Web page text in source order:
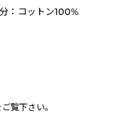
：コットン100%
ご覧下さい。